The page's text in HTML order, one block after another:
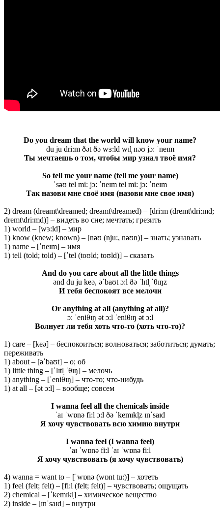
Do you dream that the world will know your name?
du ju dri:m ðət ðə wɜ:ld wɪl̩ nəʊ jɔ: ˈneɪm
Ты мечтаешь о том, чтобы мир узнал твоё имя?
So tell me your name (tell me your name)
ˈsəʊ tel mi: jɔ: ˈneɪm tel mi: jɔ: ˈneɪm
Так назови мне своё имя (назови мне свое имя)
2) dream (dreamt\dreamed; dreamt\dreamed) – [dri:m (dremt\dri:md;
dremt\dri:md)] – видеть во сне; мечтать; грезить
1) world – [wɜ:ld] – мир
1) know (knew; known) – [nəʊ (nju:, nəʊn)] – знать; узнавать
1) name – [ˈneɪm] – имя
1) tell (told; told) – [ˈtel (toʊld; toʊld)] – сказать
And do you care about all the little things
ənd du ju keə, əˈbaʊt ɔ:l ðə ˈlɪtl̩ ˈθɪŋz
И тебя беспокоят все мелочи
Or anything at all (anything at all)?
ɔ: ˈeniθɪŋ ət ɔ:l ˈeniθɪŋ ət ɔ:l
Волнует ли тебя хоть что-то (хоть что-то)?
1) care – [keə] – беспокоиться; волноваться; заботиться; думать;
переживать
1) about – [əˈbaʊt] – о; об
1) little thing – [ˈlɪtl̩ ˈθɪŋ] – мелочь
1) anything – [ˈeniθɪŋ] – что-то; что-нибудь
1) at all – [ət ɔ:l] – вообще; совсем
I wanna feel all the chemicals inside
ˈaɪ ˈwɒnə fi:l ɔ:l ðə ˈkemɪkl̩z ɪnˈsaɪd
Я хочу чувствовать всю химию внутри
I wanna feel (I wanna feel)
ˈaɪ ˈwɒnə fi:l ˈaɪ ˈwɒnə fi:l
Я хочу чувствовать (я хочу чувствовать)
4) wanna = want to – [ˈwɒnə (wɒnt tu:)] – хотеть
1) feel (felt; felt) – [fi:l (felt; felt)] – чувствовать; ощущать
2) chemical – [ˈkemɪkl̩] – химическое вещество
2) inside – [ɪnˈsaɪd] – внутри